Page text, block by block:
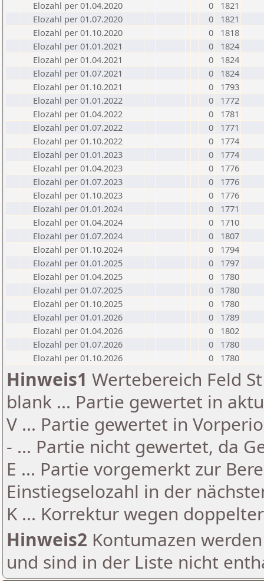
Elozahl per 01.04.2020
0
1821
Elozahl per 01.07.2020
0
1821
Elozahl per 01.10.2020
0
1818
Elozahl per 01.01.2021
0
1824
Elozahl per 01.04.2021
0
1824
Elozahl per 01.07.2021
0
1824
Elozahl per 01.10.2021
0
1793
Elozahl per 01.01.2022
0
1772
Elozahl per 01.04.2022
0
1781
Elozahl per 01.07.2022
0
1771
Elozahl per 01.10.2022
0
1774
Elozahl per 01.01.2023
0
1774
Elozahl per 01.04.2023
0
1776
Elozahl per 01.07.2023
0
1776
Elozahl per 01.10.2023
0
1776
Elozahl per 01.01.2024
0
1771
Elozahl per 01.04.2024
0
1710
Elozahl per 01.07.2024
0
1807
Elozahl per 01.10.2024
0
1794
Elozahl per 01.01.2025
0
1797
Elozahl per 01.04.2025
0
1780
Elozahl per 01.07.2025
0
1780
Elozahl per 01.10.2025
0
1780
Elozahl per 01.01.2026
0
1789
Elozahl per 01.04.2026
0
1802
Elozahl per 01.07.2026
0
1780
Elozahl per 01.10.2026
0 1780
Hinweis1 Wertebereich Feld
blank ... Partie gewertet in
V ... Partie gewertet in
- ... Partie nicht gewertet, da
E ... Partie vorgemerkt zur
Einstiegselozahl in der
K ... Korrektur wegen
Hinweis2 Kontumazen
und sind in der Liste nicht